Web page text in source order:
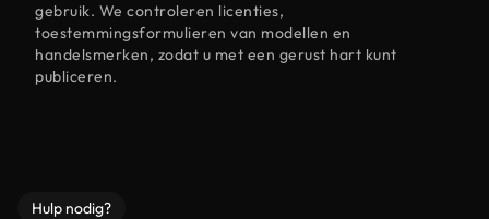
gebruik. We controleren licenties,
toestemmingsformulieren van modellen en
handelsmerken, zodat u met een gerust hart kunt
publiceren.
Hulp nodig?